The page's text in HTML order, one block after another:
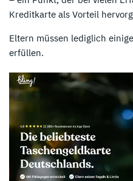
Kreditkarte als Vorteil
Eltern müssen lediglich
erfüllen.